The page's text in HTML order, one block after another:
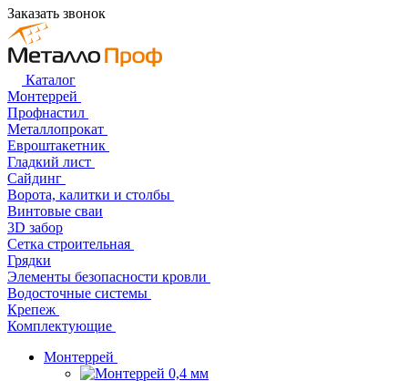
Заказать звонок
Каталог
Монтеррей
Профнастил
Металлопрокат
Евроштакетник
Гладкий лист
Сайдинг
Ворота, калитки и столбы
Винтовые сваи
3D забор
Сетка строительная
Грядки
Элементы безопасности кровли
Водосточные системы
Крепеж
Комплектующие
Монтеррей